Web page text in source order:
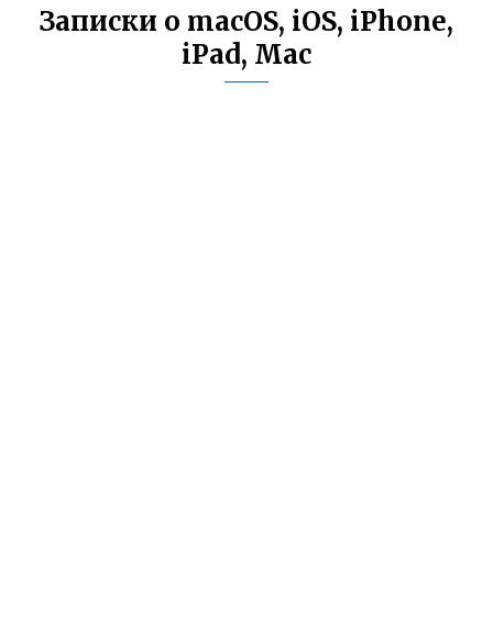
Записки о macOS, iOS, iPhone,
iPad, Mac